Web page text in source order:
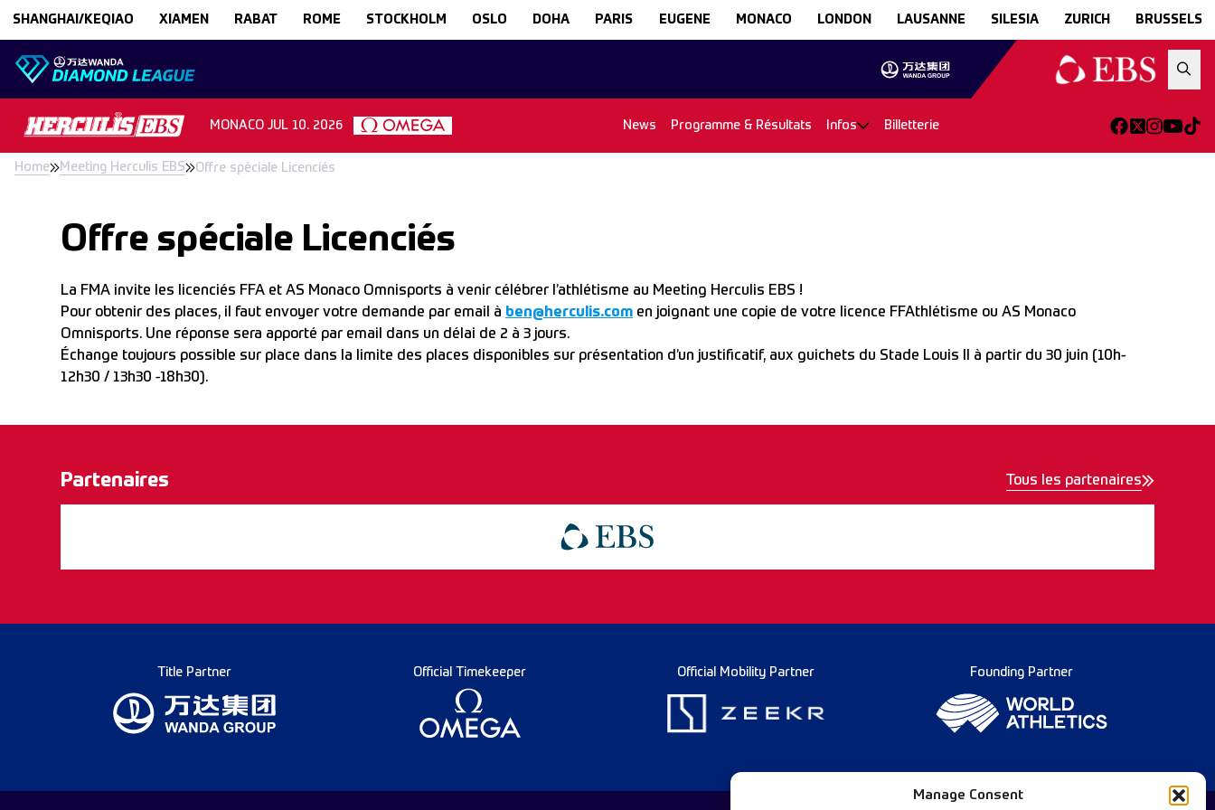
Manage Consent
SHANGHAI/KEQIAO XIAMEN RABAT ROME STOCKHOLM OSLO DOHA PARIS EUGENE MONACO LONDON LAUSANNE SILESIA ZURICH BRUSSELS
MONACO JUL 10. 2026 News Programme & Résultats Infos Billetterie
Home Meeting Herculis EBS Offre spéciale Licenciés
Offre spéciale Licenciés
La FMA invite les licenciés FFA et AS Monaco Omnisports à venir célébrer l’athlétisme au Meeting Herculis EBS !
Pour obtenir des places, il faut envoyer votre demande par email à ben@herculis.com en joignant une copie de votre licence FFAthlétisme ou AS Monaco
Omnisports. Une réponse sera apporté par email dans un délai de 2 à 3 jours.
Échange toujours possible sur place dans la limite des places disponibles sur présentation d’un justificatif, aux guichets du Stade Louis II à partir du 30 juin (10h-
12h30 / 13h30 -18h30).
Partenaires Tous les partenaires
Title Partner Official Timekeeper Official Mobility Partner Founding Partner